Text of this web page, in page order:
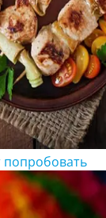
попробовать